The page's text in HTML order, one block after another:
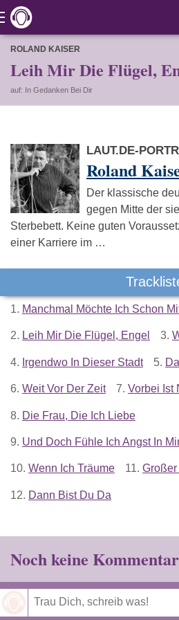
ROLAND KAISER
Leih Mir Die Flügel,
auf: In Gedanken Bei Dir
LAUT.DE-
Roland
Der klassische
gegen Mitte der
Sterbebett. Keine guten
einer Karriere im …
1. Manchmal Möchte Ich Schon
2. Leih Mir Die Flügel, Engel 3.
4. Irgendwo In Dieser Stadt 5.
6. Weit Vor Der Zeit 7. Vorbei Ist
8. Die Frau, Die Ich Liebe
9. Und Doch Fühle Ich Angst In
10. Wenn Ich Träume 11. Großer
12. Dann Bist Du Da
Noch keine